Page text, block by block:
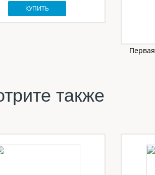
КУПИТЬ
Первая
также